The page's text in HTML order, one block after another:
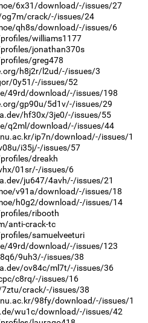
6x31/download/-/issues/27
crack/-/issues/24
qh8s/download/-/issues/6
williams1177
jonathan370s
greg478
h8j2r/l2ud/-/issues/3
0y51/-/issues/52
49rd/download/-/issues/198
gp90u/5d1v/-/issues/29
hf30x/3je0/-/issues/55
q2ml/download/-/issues/44
ip7n/download/-/issues/1
i35j/-/issues/57
dreakh
01sr/-/issues/6
ju647/4avh/-/issues/21
v91a/download/-/issues/18
h0g2/download/-/issues/14
ribooth
anti-crack-tc
samuelveeturi
49rd/download/-/issues/123
9uh3/-/issues/38
ov84c/ml7t/-/issues/36
c8rq/-/issues/16
crack/-/issues/38
98fy/download/-/issues/1
wu1c/download/-/issues/42